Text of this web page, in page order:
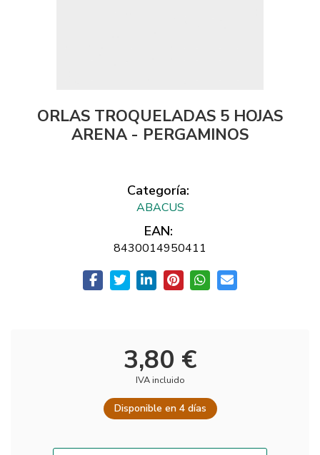
ORLAS TROQUELADAS 5 HOJAS
ARENA - PERGAMINOS
Categoría:
ABACUS
EAN:
8430014950411
3,80 €
IVA incluido
Disponible en 4 días